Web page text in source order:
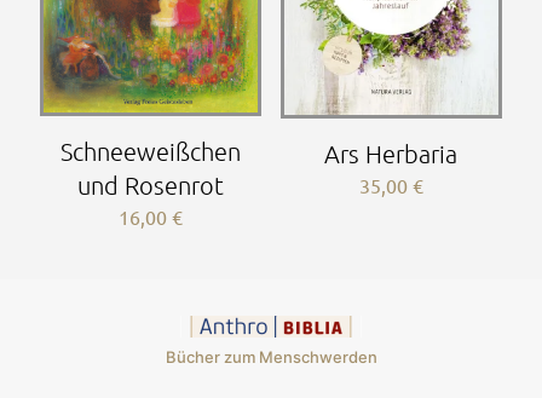
Schneeweißchen
und Rosenrot
16,00€
Ars Herbaria
35,00 €
Bücher zum Menschwerden